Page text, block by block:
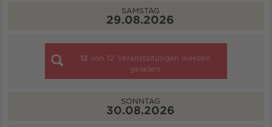
SAMSTAG
29.08.2026
12 von 12 Veranstaltungen werden
geladen
SONNTAG
30.08.2026